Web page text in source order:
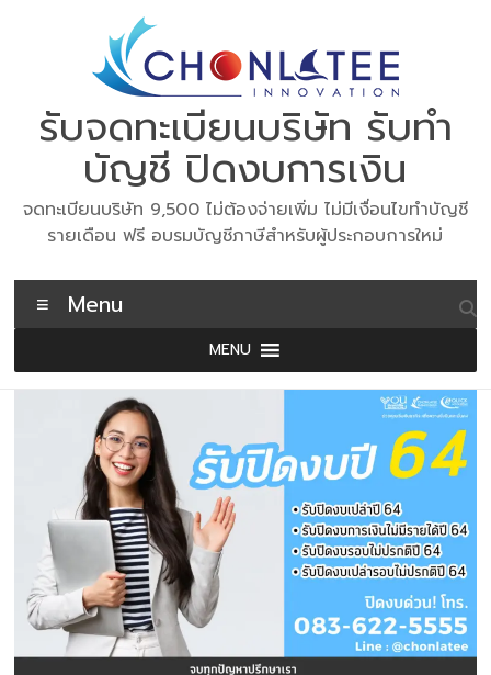
รับจดทะเบียนบริษัท รับทำ
บัญชี ปิดงบการเงิน
จดทะเบียนบริษัท 9,500 ไม่ต้องจ่ายเพิ่ม ไม่มีเงื่อนไขทำบัญชี
รายเดือน ฟรี อบรมบัญชีภาษีสำหรับผู้ประกอบการใหม่
Menu
MENU